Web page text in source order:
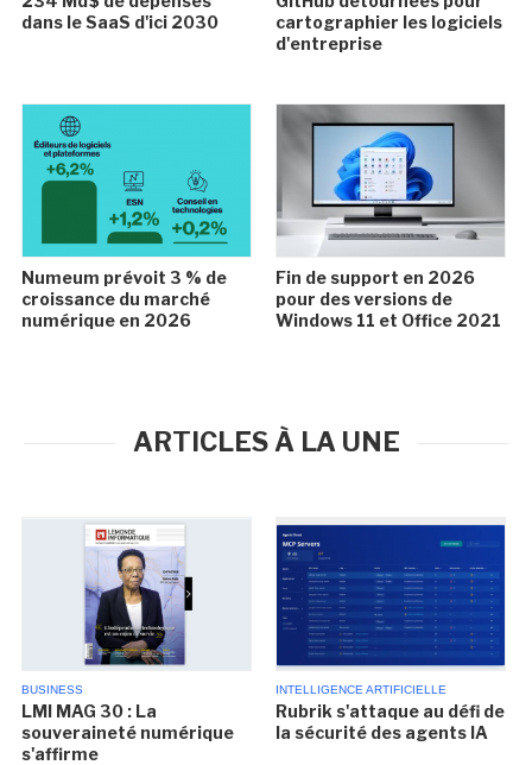
dans le SaaS d'ici 2030
cartographier les logiciels
d'entreprise
Numeum prévoit 3 % de
croissance du marché
numérique en 2026
Fin de support en 2026
pour des versions de
Windows 11 et Office 2021
ARTICLES À LA UNE
BUSINESS
LMI MAG 30 : La
souveraineté numérique
s'affirme
INTELLIGENCE ARTIFICIELLE
Rubrik s'attaque au défi de
la sécurité des agents IA